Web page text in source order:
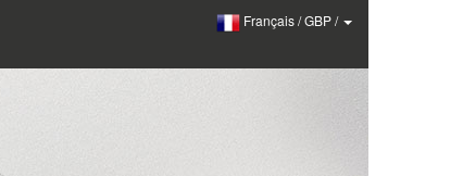
Français/GBP/